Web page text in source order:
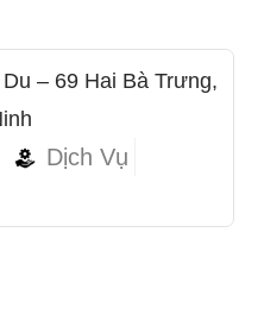
– 69 Hai Bà Trưng,
Dịch Vụ